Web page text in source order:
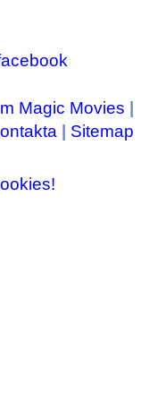
Magic Movies
Sitemap